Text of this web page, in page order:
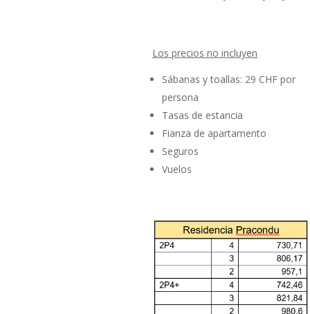
Los precios no incluyen
Sábanas y toallas: 29 CHF por
persona
Tasas de estancia
Fianza de apartamento
Seguros
Vuelos